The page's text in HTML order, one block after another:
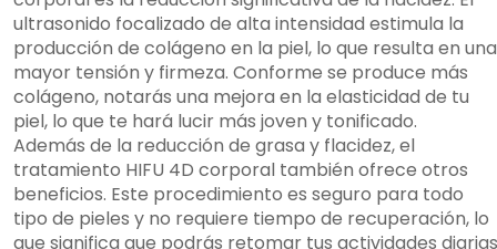
ultrasonido focalizado de alta intensidad estimula la
producción de colágeno en la piel, lo que resulta en una
mayor tensión y firmeza. Conforme se produce más
colágeno, notarás una mejora en la elasticidad de tu
piel, lo que te hará lucir más joven y tonificado.
Además de la reducción de grasa y flacidez, el
tratamiento HIFU 4D corporal también ofrece otros
beneficios. Este procedimiento es seguro para todo
tipo de pieles y no requiere tiempo de recuperación, lo
que significa que podrás retomar tus actividades diarias